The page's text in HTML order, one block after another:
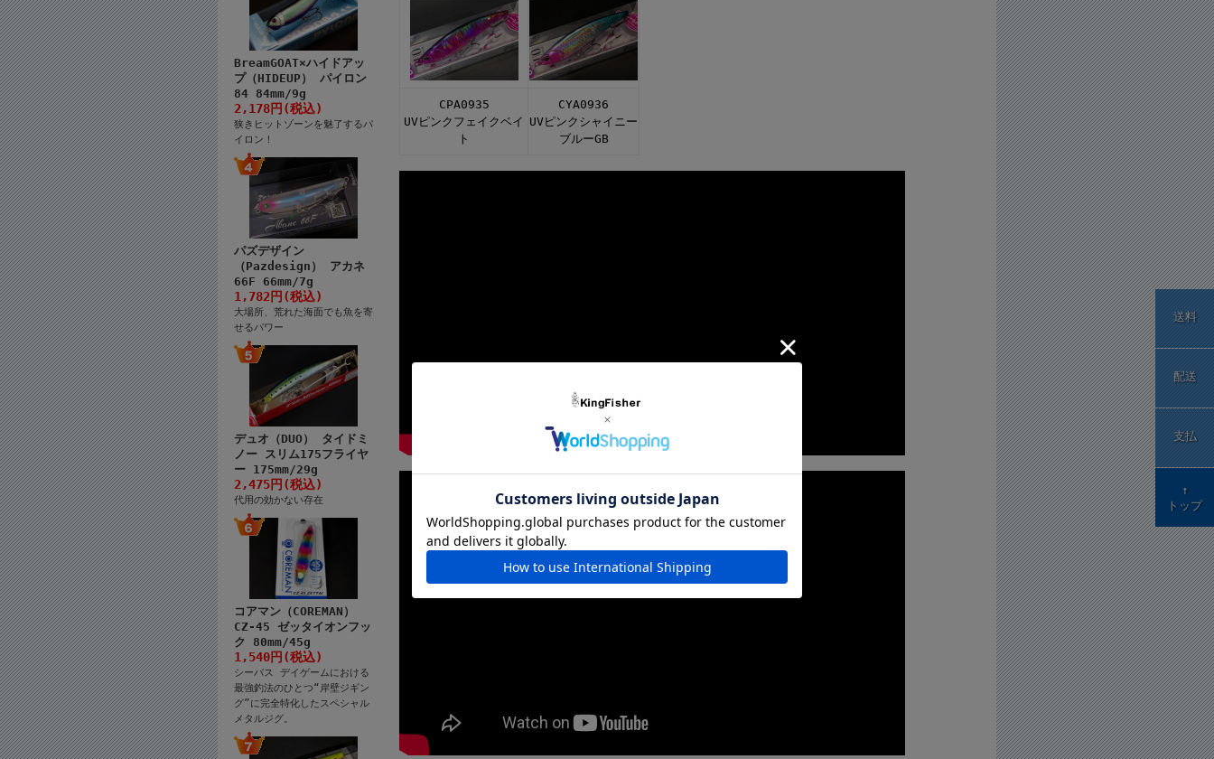
BreamGOAT×ハイドアッ
プ（HIDEUP） パイロン
84 84mm/9g
2,178円(税込)
狭きヒットゾーンを魅了するパ
イロン！
パズデザイン
（Pazdesign） アカネ
66F 66mm/7g
1,782円(税込)
大場所、荒れた海面でも魚を寄
せるパワー
デュオ（DUO） タイドミ
ノー スリム175フライヤ
ー 175mm/29g
2,475円(税込)
代用の効かない存在
コアマン（COREMAN）
CZ-45 ゼッタイオンフッ
ク 80mm/45g
1,540円(税込)
シーバス デイゲームにおける
最強釣法のひとつ“岸壁ジギン
グ”に完全特化したスペシャル
メタルジグ。
CPA0935
UVピンクフェイクベイ
ト
CYA0936
UVピンクシャイニー
ブルーGB
送料
配送
支払
↑
トップ